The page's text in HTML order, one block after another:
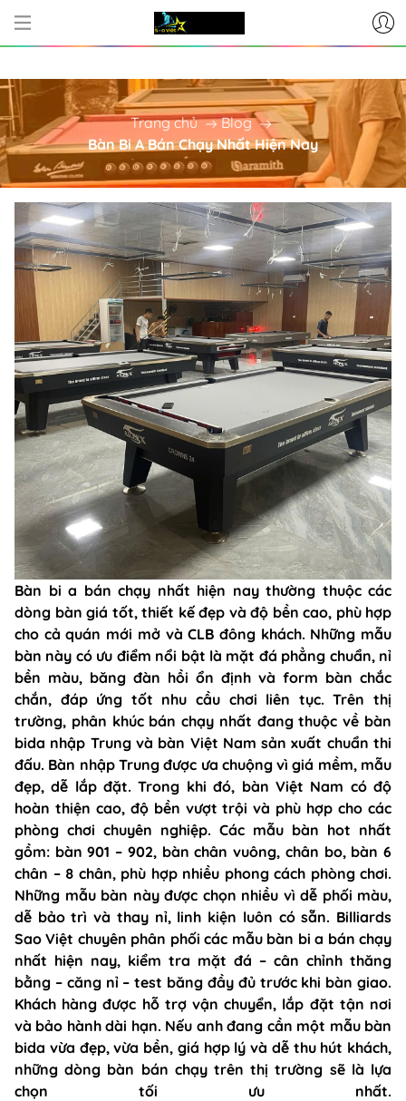
CƠ SỞ CUNG CẤP BÀN BI-A -
Trang chủ
Blog
Bàn Bi A Bán Chạy Nhất Hiện Nay
Bàn bi a bán chạy nhất hiện nay thường thuộc các
dòng bàn giá tốt, thiết kế đẹp và độ bền cao, phù hợp
cho cả quán mới mở và CLB đông khách. Những mẫu
bàn này có ưu điểm nổi bật là mặt đá phẳng chuẩn, nỉ
bền màu, băng đàn hồi ổn định và form bàn chắc
chắn, đáp ứng tốt nhu cầu chơi liên tục. Trên thị
trường, phân khúc bán chạy nhất đang thuộc về bàn
bida nhập Trung và bàn Việt Nam sản xuất chuẩn thi
đấu. Bàn nhập Trung được ưa chuộng vì giá mềm, mẫu
đẹp, dễ lắp đặt. Trong khi đó, bàn Việt Nam có độ
hoàn thiện cao, độ bền vượt trội và phù hợp cho các
phòng chơi chuyên nghiệp. Các mẫu bàn hot nhất
gồm: bàn 901 – 902, bàn chân vuông, chân bo, bàn 6
chân – 8 chân, phù hợp nhiều phong cách phòng chơi.
Những mẫu bàn này được chọn nhiều vì dễ phối màu,
dễ bảo trì và thay nỉ, linh kiện luôn có sẵn. Billiards
Sao Việt chuyên phân phối các mẫu bàn bi a bán chạy
nhất hiện nay, kiểm tra mặt đá – cân chỉnh thăng
bằng – căng nỉ – test băng đầy đủ trước khi bàn giao.
Khách hàng được hỗ trợ vận chuyển, lắp đặt tận nơi
và bảo hành dài hạn. Nếu anh đang cần một mẫu bàn
bida vừa đẹp, vừa bền, giá hợp lý và dễ thu hút khách,
những dòng bàn bán chạy trên thị trường sẽ là lựa
chọn tối ưu nhất.